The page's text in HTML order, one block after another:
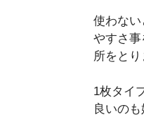
使わな
やすさ
所をと
1枚タイ
良いのも